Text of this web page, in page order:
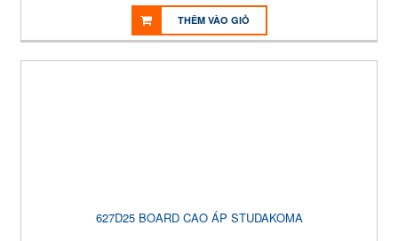
THÊM VÀO GIỎ
627D25 BOARD CAO ÁP STUDAKOMA